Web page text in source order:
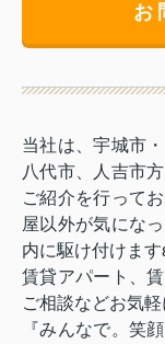
お
当社は、宇城市
八代市、人吉市
ご紹介を行って
屋以外が気にな
内に駆け付けま
賃貸アパート、
ご相談などお気軽
『みんなで。笑